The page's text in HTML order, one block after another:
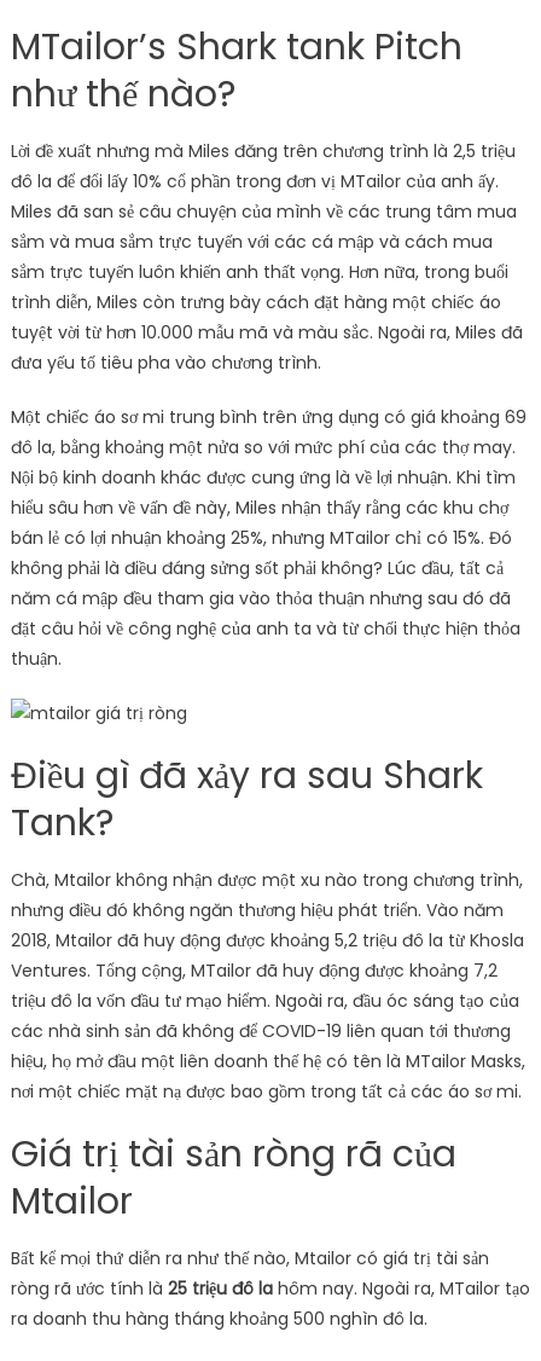
MTailor’s Shark tank Pitch
như thế nào?
Lời đề xuất nhưng mà Miles đăng trên chương trình là 2,5 triệu
đô la để đổi lấy 10% cổ phần trong đơn vị MTailor của anh ấy.
Miles đã san sẻ câu chuyện của mình về các trung tâm mua
sắm và mua sắm trực tuyến với các cá mập và cách mua
sắm trực tuyến luôn khiến anh thất vọng. Hơn nữa, trong buổi
trình diễn, Miles còn trưng bày cách đặt hàng một chiếc áo
tuyệt vời từ hơn 10.000 mẫu mã và màu sắc. Ngoài ra, Miles đã
đưa yếu tố tiêu pha vào chương trình.
Một chiếc áo sơ mi trung bình trên ứng dụng có giá khoảng 69
đô la, bằng khoảng một nửa so với mức phí của các thợ may.
Nội bộ kinh doanh khác được cung ứng là về lợi nhuận. Khi tìm
hiểu sâu hơn về vấn đề này, Miles nhận thấy rằng các khu chợ
bán lẻ có lợi nhuận khoảng 25%, nhưng MTailor chỉ có 15%. Đó
không phải là điều đáng sửng sốt phải không? Lúc đầu, tất cả
năm cá mập đều tham gia vào thỏa thuận nhưng sau đó đã
đặt câu hỏi về công nghệ của anh ta và từ chối thực hiện thỏa
thuận.
Điều gì đã xảy ra sau Shark
Tank?
Chà, Mtailor không nhận được một xu nào trong chương trình,
nhưng điều đó không ngăn thương hiệu phát triển. Vào năm
2018, Mtailor đã huy động được khoảng 5,2 triệu đô la từ Khosla
Ventures. Tổng cộng, MTailor đã huy động được khoảng 7,2
triệu đô la vốn đầu tư mạo hiểm. Ngoài ra, đầu óc sáng tạo của
các nhà sinh sản đã không để COVID-19 liên quan tới thương
hiệu, họ mở đầu một liên doanh thế hệ có tên là MTailor Masks,
nơi một chiếc mặt nạ được bao gồm trong tất cả các áo sơ mi.
Giá trị tài sản ròng rã của
Mtailor
Bất kể mọi thứ diễn ra như thế nào, Mtailor có giá trị tài sản
ròng rã ước tính là 25 triệu đô lahôm nay. Ngoài ra, MTailor tạo
ra doanh thu hàng tháng khoảng 500 nghìn đô la.